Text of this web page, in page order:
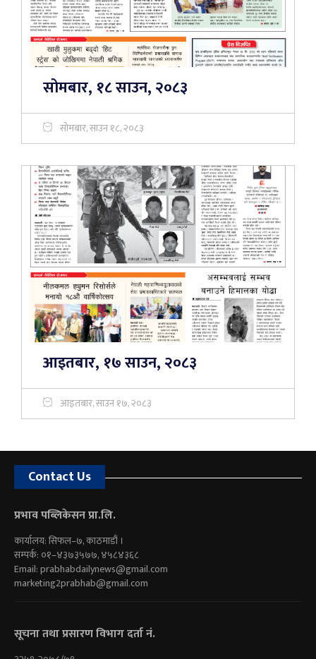
सोमबार, १८ साउन, २०८३
सोमबार, साउन १८, २०८३
आइतबार, १७ साउन, २०८३
आइतबार, साउन १७, २०८३
Contact Us
प्रभाव पब्लिकेसन प्रा.लि.
कार्यालय: सिफल–७, काठमाडौं ।
सम्पर्क: ०१–४३७३५७७, ४५८४३६८
Email:prabhabdailynews@gmail.com
marketing2prabhab@gmail.com
सूचना तथा प्रसारण विभाग दर्ता नं.